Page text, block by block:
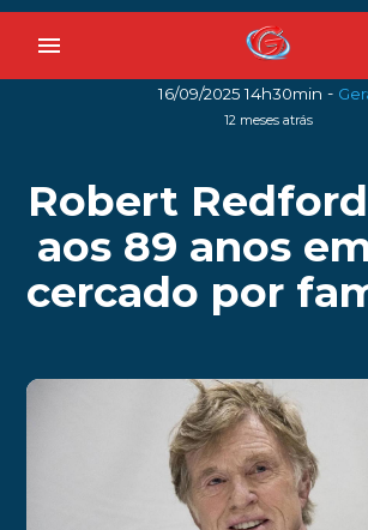
menu
16/09/2025 14h30min -
12 meses atrás
Robert
aos 89 anos
cercado por